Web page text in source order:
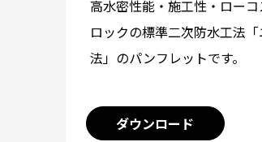
高水密性能・施工性・ロー
ロックの標準二次防水工法
法」のパンフレットです。
ダウンロード